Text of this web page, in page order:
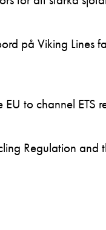
på Viking Lines
to channel ETS
Regulation